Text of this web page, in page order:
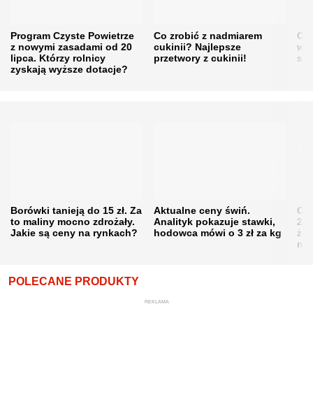
Program Czyste Powietrze
z nowymi zasadami od 20
lipca. Którzy rolnicy
zyskają wyższe dotacje?
Co zrobić z nadmiarem
cukinii? Najlepsze
przetwory z cukinii!
w
Borówki tanieją do 15 zł. Za
to maliny mocno zdrożały.
Jakie są ceny na rynkach?
Aktualne ceny świń.
Analityk pokazuje stawki,
hodowca mówi o 3 zł za kg
POLECANE PRODUKTY
REKLAMA